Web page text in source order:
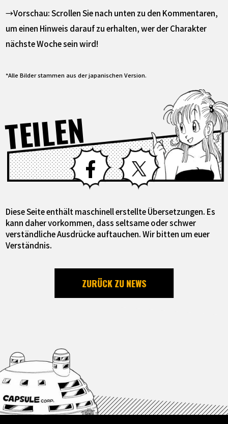
→Vorschau: Scrollen Sie nach unten zu den Kommentaren,
um einen Hinweis darauf zu erhalten, wer der Charakter
nächste Woche sein wird!
*Alle Bilder stammen aus der japanischen Version.
TEILEN Facebook X
Diese Seite enthält maschinell erstellte Übersetzungen. Es
kann daher vorkommen, dass seltsame oder schwer
verständliche Ausdrücke auftauchen. Wir bitten um euer
Verständnis.
ZURÜCK ZU NEWS